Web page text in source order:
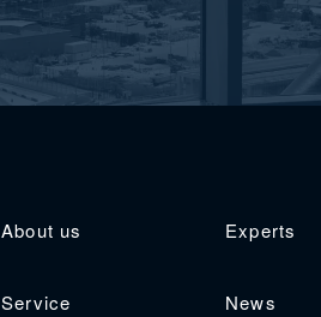
About us Experts
Service News